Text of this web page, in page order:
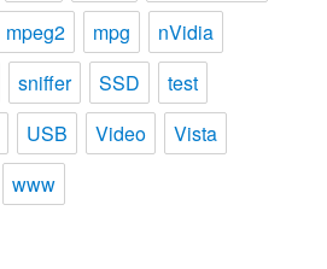
mpeg2 mpg
nVidia
sniffer SSD
test
USB Video
Vista
www